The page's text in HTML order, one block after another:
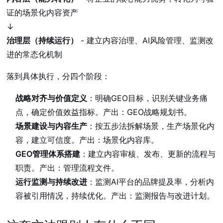
证的场景化内容资产
↓
治理层（持续运行）
- 建立内容治理、AI风险管理、监测改
进的常态化机制
落到具体执行，分四个阶段：
战略对齐与价值定义 ：明确GEO目标，识别关键业务痛
点，确定价值效益指标。产出：GEO战略规划书。
场景建设与内容生产 ：按五步法拆解场景，生产场景化内
容，建立可信度。产出：场景化内容库。
GEO管理体系搭建 ：建立内容审核、发布、更新的流程与
职责。产出：管理流程文件。
运行监测与持续改进 ：监测AI平台的品牌提及率，分析内
容被引用情况，持续优化。产出：监测报告与改进计划。